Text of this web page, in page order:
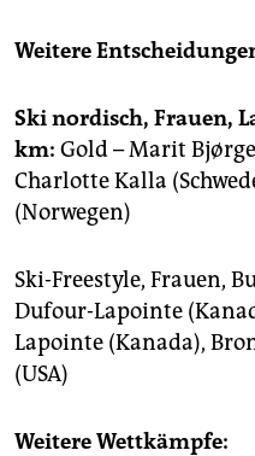
Weitere
Ski nordisch, Frauen,
km: Gold – Marit
Charlotte Kalla
(Norwegen)
Ski-Freestyle, Frauen,
Dufour-Lapointe
Lapointe (Kanada),
(USA)
Weitere Wettkämpfe: